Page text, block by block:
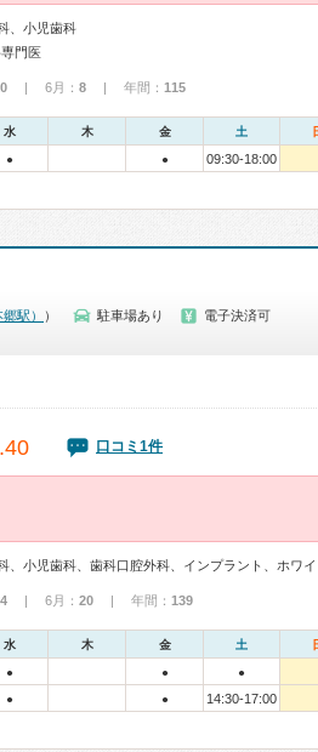
、小児歯科
門医
| 6月： 8 | 年間： 115
水 木 金 土
● ● 09:30-18:00
駅） ） 駐車場あり
電子決済可
口コミ1件
科、小児歯科、歯科口腔外科、インプラント、ホワ
| 6月： 20 | 年間： 139
水 木 金 土
● ● ●
● ● 14:30-17:00